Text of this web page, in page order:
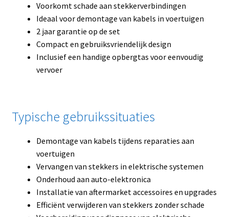
Voorkomt schade aan stekkerverbindingen
Ideaal voor demontage van kabels in voertuigen
2 jaar garantie op de set
Compact en gebruiksvriendelijk design
Inclusief een handige opbergtas voor eenvoudig
vervoer
Typische gebruikssituaties
Demontage van kabels tijdens reparaties aan
voertuigen
Vervangen van stekkers in elektrische systemen
Onderhoud aan auto-elektronica
Installatie van aftermarket accessoires en upgrades
Efficiënt verwijderen van stekkers zonder schade